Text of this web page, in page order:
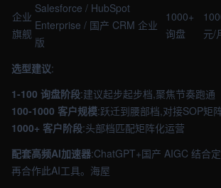
企业
旗舰
Salesforce / HubSpot
Enterprise / 国产 CRM 企业
版
1000+
询盘
元/
选型建议:
1-100 询盘阶段:建议起步起步档,聚焦节奏跑通
100-1000 客户规模:跃迁到腰部档,对接SOP矩
1000+ 客户阶段:头部档匹配矩阵化运营
配套高频AI加速器:ChatGPT+国产 AIGC 结合
再合作此AI工具。海屋